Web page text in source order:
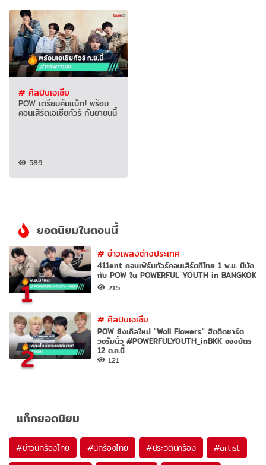
# ศิลปินเอเชีย
POW เตรียมคัมแบ็ก! พร้อม
คอนเสิร์ตเอเชียทัวร์ กันยายนนี้
589
ยอดนิยมในตอนนี้
1
#ข่าวเพลงต่างประเทศ
411ent คอนเฟิร์มทัวร์คอนเสิร์ตที่ไทย 1 พ.ย. มีนัด
กับ POW ใน POWERFUL YOUTH in BANGKOK
215
2
#ศิลปินเอเชีย
POW ซิงเกิลใหม่ "Wall Flowers" ฮิตติดชาร์ต
วอร์มนิ้ว #POWERFULYOUTH_inBKK จองบัตร
12 ต.ค.นี้
121
แท็กยอดนิยม
#ข่าวนักร้องไทย #นักร้องไทย #ประวัตินักร้อง #artist